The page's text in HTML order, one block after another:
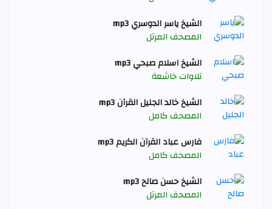
الشيخ ياسر الدوسري mp3
المصحف المرتل
الشيخ اسلام صبحي mp3
تلاوات خاشعة
الشيخ خالد الجليل القرآن mp3
المصحف كامل
فارس عباد القرآن الكريم mp3
المصحف كامل
الشيخ حسن صالح mp3
المصحف المرتل